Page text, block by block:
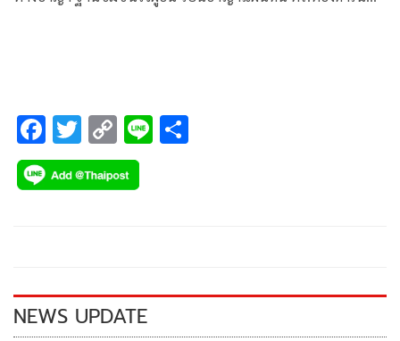
F
ac
e
k
T
wi
tt
C
o
p
k
Li
NEWS UPDATE